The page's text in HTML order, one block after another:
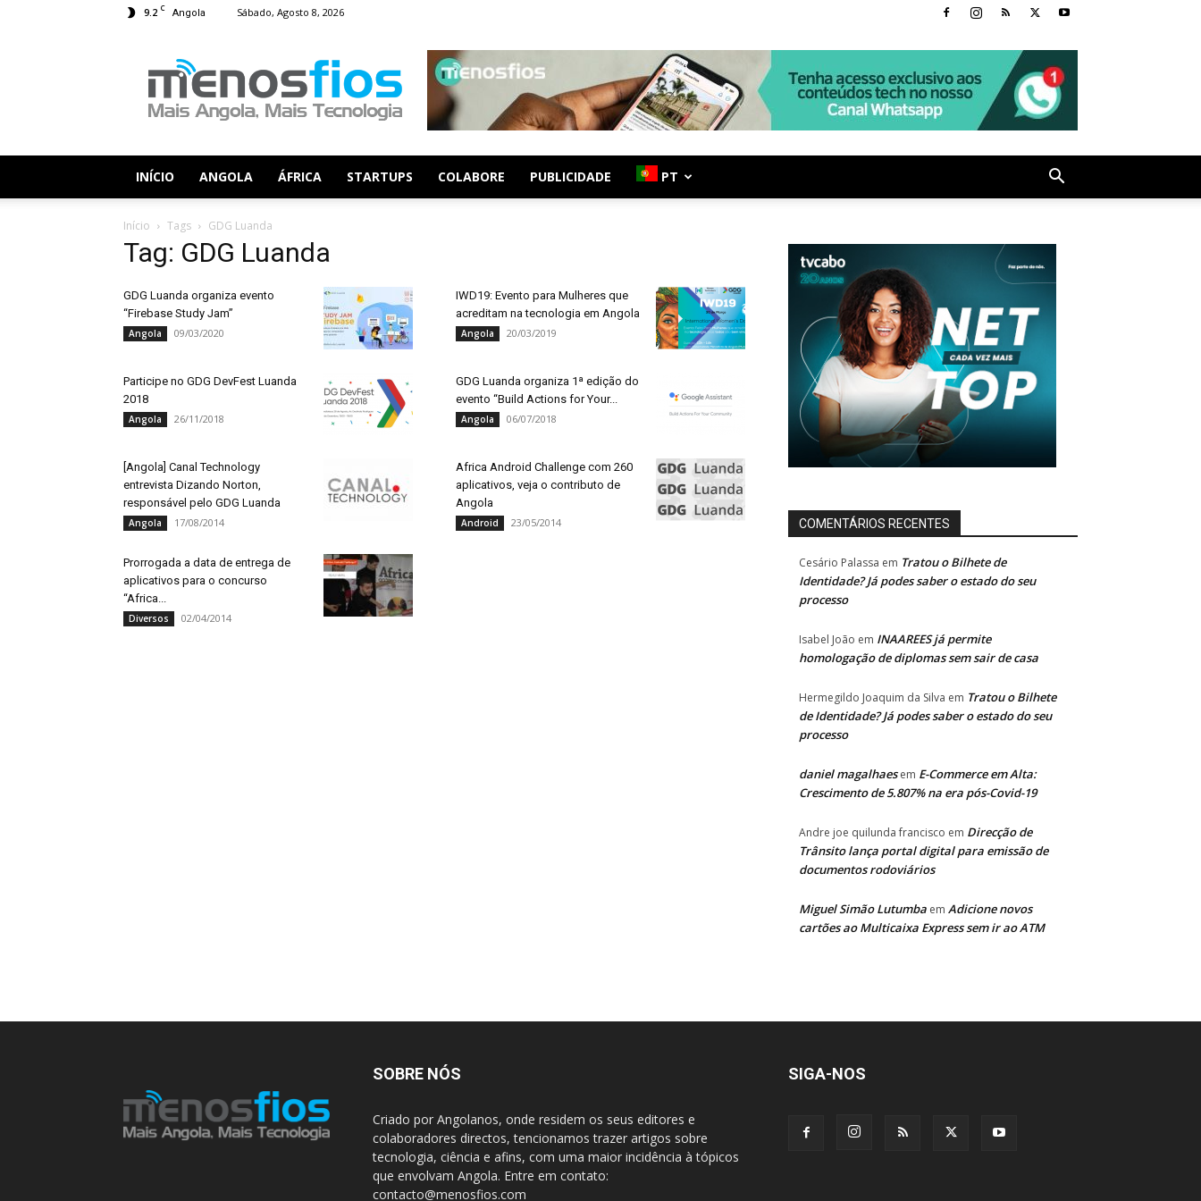
9.2 C Angola Sábado, Agosto 8, 2026
Fios
INÍCIO ANGOLA ÁFRICA STARTUPS COLABORE PUBLICIDADE PT
Início Tags GDG Luanda
Tag: GDG Luanda
GDG Luanda organiza evento
“Firebase Study Jam”
Angola 09/03/2020
IWD19: Evento para Mulheres que
acreditam na tecnologia em Angola
Angola 20/03/2019
Participe no GDG DevFest Luanda
2018
Angola 26/11/2018
GDG Luanda organiza 1ª edição do
evento “Build Actions for Your...
Angola 06/07/2018
[Angola] Canal Technology
entrevista Dizando Norton,
responsável pelo GDG Luanda
Angola 17/08/2014
Africa Android Challenge com 260
aplicativos, veja o contributo de
Angola
Android 23/05/2014
Prorrogada a data de entrega de
aplicativos para o concurso
“Africa...
Diversos 02/04/2014
COMENTÁRIOS RECENTES
Cesário Palassa em Tratou o Bilhete de
Identidade? Já podes saber o estado do seu
processo
Isabel João em INAAREES já permite
homologação de diplomas sem sair de casa
Hermegildo Joaquim da Silva em Tratou o Bilhete
de Identidade? Já podes saber o estado do seu
processo
daniel magalhaesem E-Commerce em Alta:
Crescimento de 5.807% na era pós-Covid-19
Andre joe quilunda francisco em Direcção de
Trânsito lança portal digital para emissão de
documentos rodoviários
Miguel Simão Lutumba em Adicione novos
cartões ao Multicaixa Express sem ir ao ATM
SOBRE NÓS
Criado por Angolanos, onde residem os seus editores e
colaboradores directos, tencionamos trazer artigos sobre
tecnologia, ciência e afins, com uma maior incidência à tópicos
que envolvam Angola. Entre em contato:
contacto@menosfios.com
SIGA-NOS